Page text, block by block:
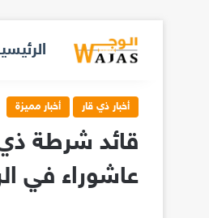
أخبار ذي قار أخبار مميزة
قائد شرطة ذي
عاشوراء في